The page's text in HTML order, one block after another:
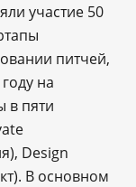
участие 50
питчей,
на
в пяти
Design
В основном